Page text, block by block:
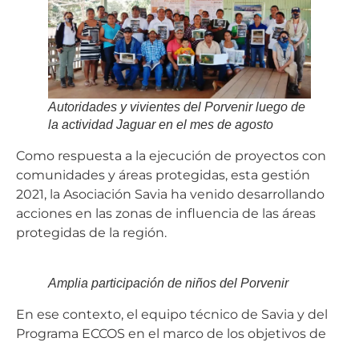
Autoridades y vivientes del Porvenir luego de
la actividad Jaguar en el mes de agosto
Como respuesta a la ejecución de proyectos con
comunidades y áreas protegidas, esta gestión
2021, la Asociación Savia ha venido desarrollando
acciones en las zonas de influencia de las áreas
protegidas de la región.
Amplia participación de niños del Porvenir
En ese contexto, el equipo técnico de Savia y del
Programa ECCOS en el marco de los objetivos de